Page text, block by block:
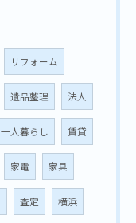
リフォーム
遺品整理 法人
一人暮らし 賃貸
家電 家具
査定 横浜